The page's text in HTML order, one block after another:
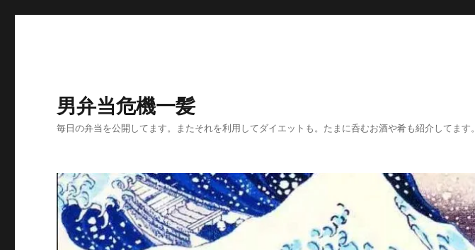
男弁当危機一髪
毎日の弁当を公開してます。またそれを利用してダイエットも。たまに呑むお酒や肴も紹介してます。